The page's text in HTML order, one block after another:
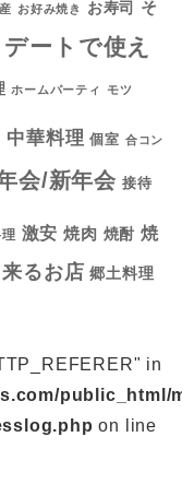
お好み焼き お寿司 そ
デートで使え
ホームパーティ モツ
中華料理 個室 合コン
会/新年会 接待
激安 焼肉 焼酎 焼
るお店 郷土料理
in
public_html/
on line